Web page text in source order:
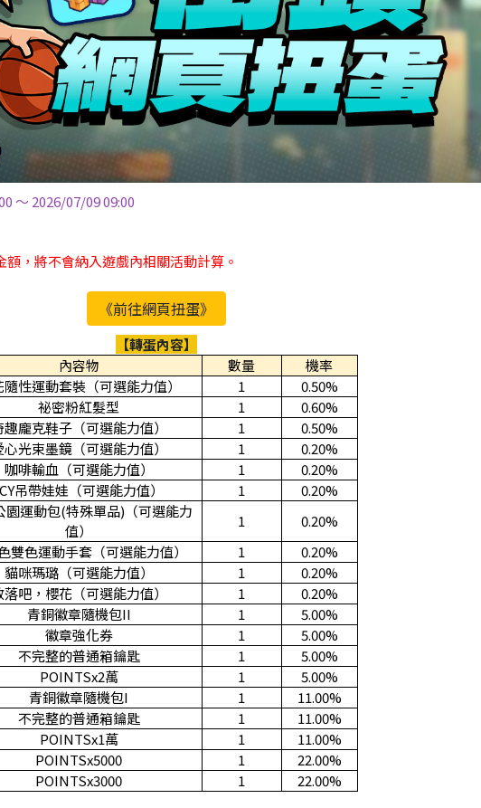
～ 2026/07/09 09:00
，將不會納入遊戲內相關活動計算。
《前往網頁扭蛋》
【轉蛋內容】
內容物
數量
機率
隨性運動套裝（可選能力值）
1
0.50%
祕密粉紅髮型
1
0.60%
趣龐克鞋子（可選能力值）
1
0.50%
心光束墨鏡（可選能力值）
1
0.20%
咖啡輸血（可選能力值）
1
0.20%
吊帶娃娃（可選能力值） 1
0.20%
園運動包(特殊單品)（可選能力
值）
1
0.20%
雙色運動手套（可選能力值）
1
0.20%
貓咪瑪璐（可選能力值）
1
0.20%
落吧，櫻花（可選能力值）
1
0.20%
青銅徽章隨機包II
1
5.00%
徽章強化券
1
5.00%
不完整的普通箱鑰匙
1
5.00%
POINTSx2萬 1
5.00%
青銅徽章隨機包I
1
11.00%
不完整的普通箱鑰匙
1
11.00%
POINTSx1萬 1
11.00%
POINTSx5000
1
22.00%
POINTSx3000
1 22.00%